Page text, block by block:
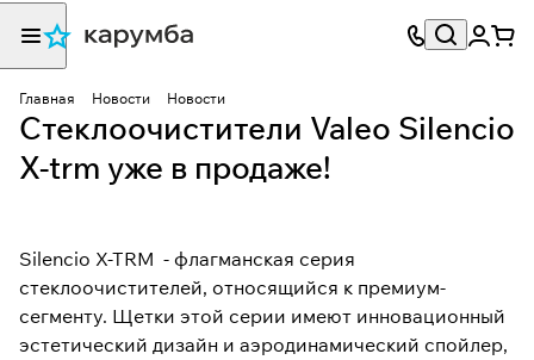
Главная Новости Новости
Стеклоочистители Valeo Silencio
X-trm уже в продаже!
Silencio X-TRM - флагманская серия
стеклоочистителей, относящийся к премиум-
сегменту. Щетки этой серии имеют инновационный
эстетический дизайн и аэродинамический спойлер,